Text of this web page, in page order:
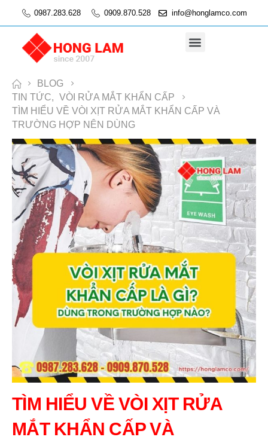
0987.283.628 0909.870.528 info@honglamco.com
BLOG
TIN TỨC, VÒI RỬA MẮT KHẨN CẤP
TÌM HIỂU VỀ VÒI XỊT RỬA MẮT KHẨN CẤP VÀ
TRƯỜNG HỢP NÊN DÙNG
TÌM HIỂU VỀ VÒI XỊT RỬA
MẮT KHẨN CẤP VÀ